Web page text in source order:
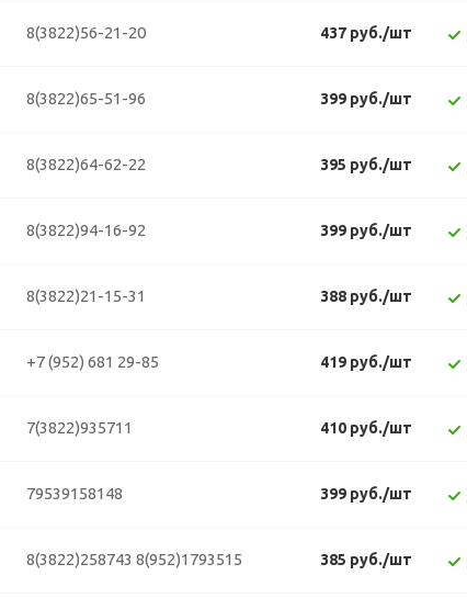
8(3822)56-21-20 437 руб./шт
8(3822)65-51-96 399 руб./шт
8(3822)64-62-22 395 руб./шт
8(3822)94-16-92 399 руб./шт
8(3822)21-15-31 388 руб./шт
+7 (952) 681 29-85 419 руб./шт
7(3822)935711 410 руб./шт
79539158148 399 руб./шт
8(3822)258743 8(952)1793515 385 руб./шт